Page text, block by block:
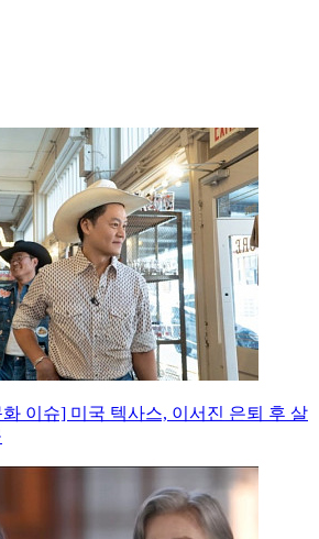
이슈] 미국 텍사스, 이서진 은퇴 후 살